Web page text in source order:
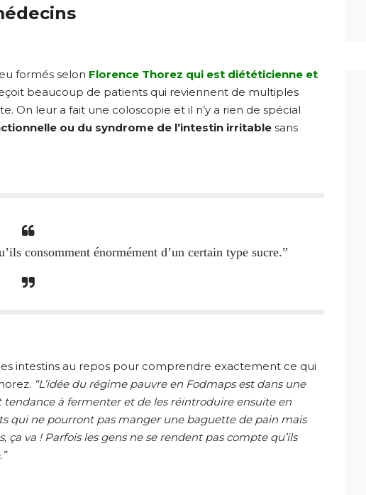
formés selon Florence Thorez qui est diététicienne et
beaucoup de patients qui reviennent de multiples
On leur a fait une coloscopie et il n’y a rien de spécial
ou du syndrome de l’intestin irritable sans
consomment énormément d’un certain type sucre.”
intestins au repos pour comprendre exactement ce qui
“L’idée du régime pauvre en Fodmaps est dans une
à fermenter et de les réintroduire ensuite en
qui ne pourront pas manger une baguette de pain mais
va ! Parfois les gens ne se rendent pas compte qu’ils